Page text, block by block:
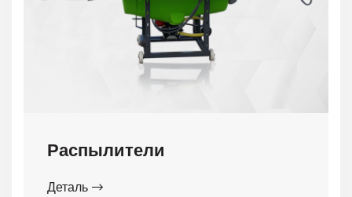
Распылители
Деталь